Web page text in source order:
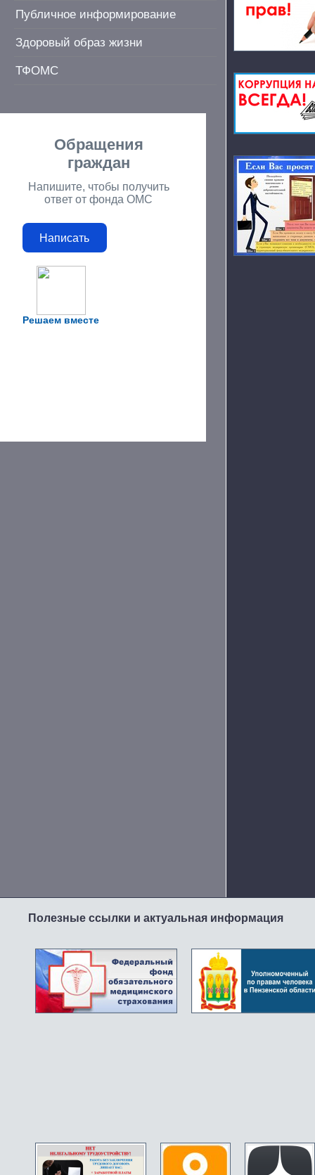
Публичное информирование
Здоровый образ жизни
ТФОМС
Решаем вместе
Обращения
граждан
Напишите, чтобы получить
ответ от фонда ОМС
Написать
Полезные ссылки и актуальная информация